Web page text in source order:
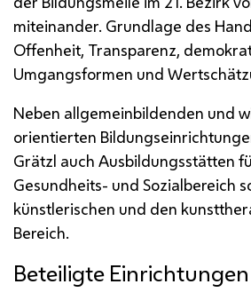
miteinander. Grundlage des
Offenheit, Transparenz,
Umgangsformen und
Neben allgemeinbildenden und
orientierten
Grätzl auch Ausbildungsstätten
Gesundheits- und Sozialbereich
künstlerischen und den
Bereich.
Beteiligte Einrichtungen